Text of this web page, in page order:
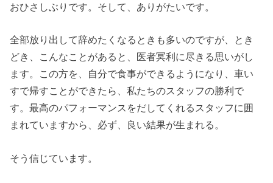
おひさしぶりです。そして、ありがたいです。
全部放り出して辞めたくなるときも多いのですが、とき
どき、こんなことがあると、医者冥利に尽きる思いがし
ます。この方を、自分で食事ができるようになり、車い
すで帰すことができたら、私たちのスタッフの勝利で
す。最高のパフォーマンスをだしてくれるスタッフに囲
まれていますから、必ず、良い結果が生まれる。
そう信じています。